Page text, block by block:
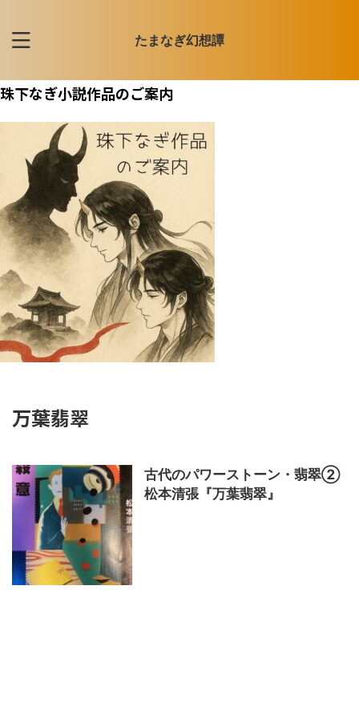
たまなぎ幻想譚
珠下なぎ小説作品のご案内
万葉翡翠
古代のパワーストーン・翡翠②
松本清張『万葉翡翠』